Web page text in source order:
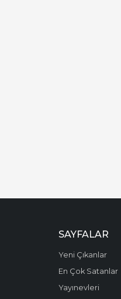
SAYFALAR
Yeni Çıkanlar
En Çok Satanlar
Yayınevleri